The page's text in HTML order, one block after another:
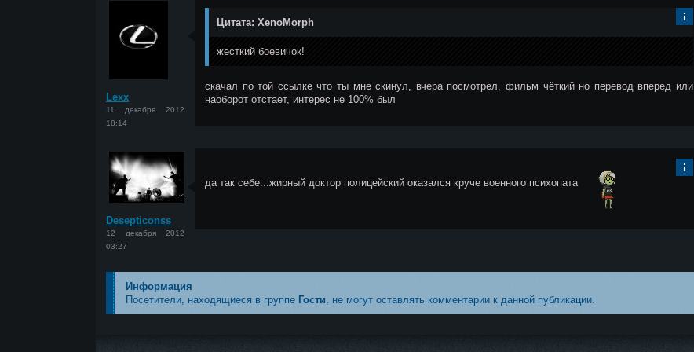
Lexx
11 декабря 2012
18:14
ком
Цитата: XenoMorph
жесткий боевичок!
скачал по той ссылке что ты мне скинул, вчера посмотрел, фильм чёткий но перевод вперед или
наоборот отстает, интерес не 100% был
Desepticonss
12 декабря 2012
03:27
да так себе...жирный доктор полицейский оказался круче военного психопата
Информация
Посетители, находящиеся в группе Гости, не могут оставлять комментарии к данной публикации.